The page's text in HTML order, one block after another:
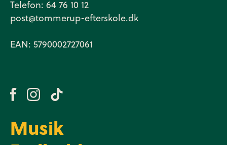
Telefon: 64 76 10 12
post@tommerup-efterskole.dk
EAN: 5790002727061
Musik